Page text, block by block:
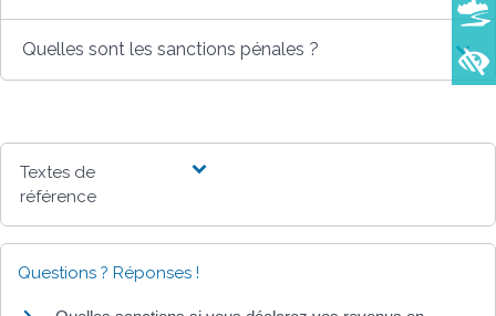
Quelles sont les sanctions pénales ?
Textes de
référence
Questions ? Réponses !